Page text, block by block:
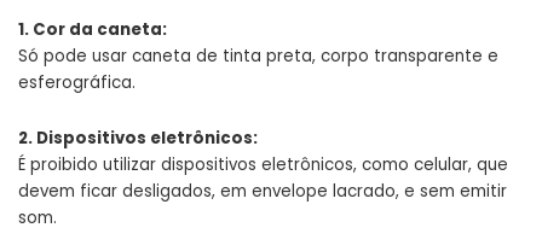
1. Cor da caneta:
Só pode usar caneta de tinta preta, corpo transparente e
esferográfica.
2. Dispositivos eletrônicos:
É proibido utilizar dispositivos eletrônicos, como celular, que
devem ficar desligados, em envelope lacrado, e sem emitir
som.